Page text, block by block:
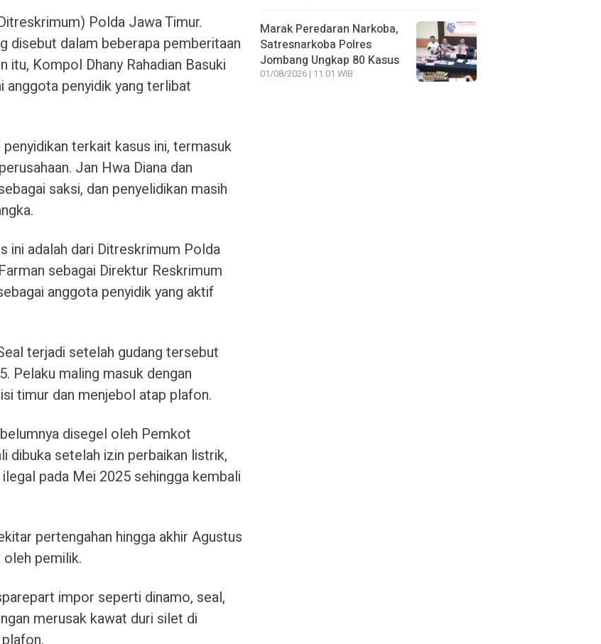
Polda Jawa Timur.
disebut dalam beberapa pemberitaan
itu, Kompol Dhany Rahadian Basuki
penyidik yang terlibat
terkait kasus ini, termasuk
Jan Hwa Diana dan
saksi, dan penyelidikan masih
ini adalah dari Ditreskrimum Polda
sebagai Direktur Reskrimum
anggota penyidik yang aktif
terjadi setelah gudang tersebut
Pelaku maling masuk dengan
timur dan menjebol atap plafon.
disegel oleh Pemkot
dibuka setelah izin perbaikan listrik,
pada Mei 2025 sehingga kembali
pertengahan hingga akhir Agustus
pemilik.
impor seperti dinamo, seal,
merusak kawat duri silet di
Marak Peredaran Narkoba,
Satresnarkoba Polres
Jombang Ungkap 80 Kasus
01/08/2026 | 11:01 WIB